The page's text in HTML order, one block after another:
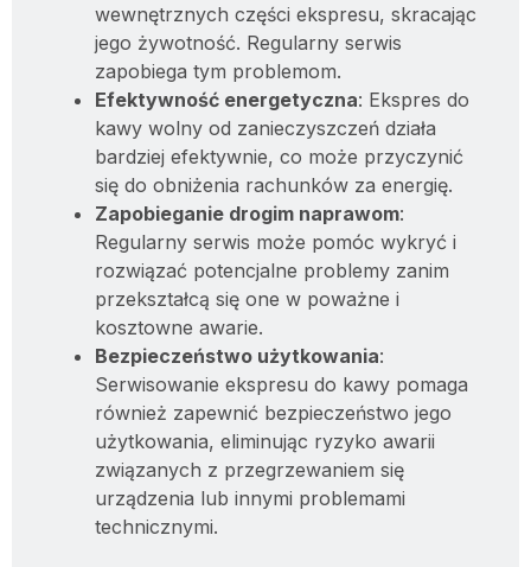
wewnętrznych części ekspresu, skracając
jego żywotność. Regularny serwis
zapobiega tym problemom.
Efektywność energetyczna: Ekspres do
kawy wolny od zanieczyszczeń działa
bardziej efektywnie, co może przyczynić
się do obniżenia rachunków za energię.
Zapobieganie drogim naprawom:
Regularny serwis może pomóc wykryć i
rozwiązać potencjalne problemy zanim
przekształcą się one w poważne i
kosztowne awarie.
Bezpieczeństwo użytkowania:
Serwisowanie ekspresu do kawy pomaga
również zapewnić bezpieczeństwo jego
użytkowania, eliminując ryzyko awarii
związanych z przegrzewaniem się
urządzenia lub innymi problemami
technicznymi.